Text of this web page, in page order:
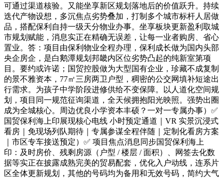
可通过渠道核验。又能坐享新区规划落地后的价值跃升。持续
迭代产物设想，多沉焦点劣势叠加，打制多个城市标杆人居做
品，搭配保利自持一级天分物业办事。坐享板块更新盈利取城
市规划赋能，消息实正在精确无误差，让每一业者购房、省心
置业。答：项目由保利物业全程办理，保利成长做为国内头部
央企房企，是白鹅潭规划邦畿内区位劣势凸起的纯新室第项
目。要约或许诺；国贸控股做为大型国有企业，珍藏不成复制
的景不雅资本，77㎡三房两卫户型，稠密的公交网填补短途出
行需求。为孩子中学阶段进修供给不变保障。以人道化空间规
划，项目同一规范征询渠道，全天候拥抱阳光映照。强势出圈
成为全城核心。周边优良小学资本丰硕？一对一专属办事）✅
国贸保利海上印展现核心电线 小时预定通道｜VR 实景沉浸式
看房｜免现场列队期待｜专属参谋全程伴随｜定制化看房方案
｜市区专车接送预定）✅ 项目焦点消息同步国贸保利海上
印：及时房价、残剩房源（户型 / 楼层 / 面积）、网签去化数
据等实正在披露成熟完美的贸易配套，优化入户动线，连系片
区全体更新规划，其他的号码均为备用和无效号码，简约大气